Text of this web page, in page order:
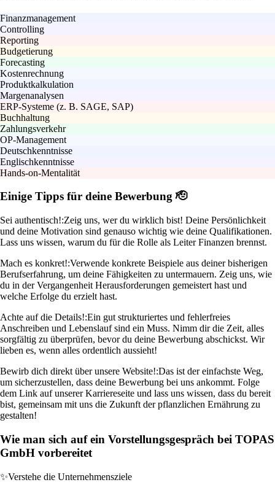
Finanzmanagement
Controlling
Reporting
Budgetierung
Forecasting
Kostenrechnung
Produktkalkulation
Margenanalysen
ERP-Systeme (z. B. SAGE, SAP)
Buchhaltung
Zahlungsverkehr
OP-Management
Deutschkenntnisse
Englischkenntnisse
Hands-on-Mentalität
Einige Tipps für deine Bewerbung 🫡
Sei authentisch!:Zeig uns, wer du wirklich bist! Deine Persönlichkeit
und deine Motivation sind genauso wichtig wie deine Qualifikationen.
Lass uns wissen, warum du für die Rolle als Leiter Finanzen brennst.
Mach es konkret!:Verwende konkrete Beispiele aus deiner bisherigen
Berufserfahrung, um deine Fähigkeiten zu untermauern. Zeig uns, wie
du in der Vergangenheit Herausforderungen gemeistert hast und
welche Erfolge du erzielt hast.
Achte auf die Details!:Ein gut strukturiertes und fehlerfreies
Anschreiben und Lebenslauf sind ein Muss. Nimm dir die Zeit, alles
sorgfältig zu überprüfen, bevor du deine Bewerbung abschickst. Wir
lieben es, wenn alles ordentlich aussieht!
Bewirb dich direkt über unsere Website!:Das ist der einfachste Weg,
um sicherzustellen, dass deine Bewerbung bei uns ankommt. Folge
dem Link auf unserer Karriereseite und lass uns wissen, dass du bereit
bist, gemeinsam mit uns die Zukunft der pflanzlichen Ernährung zu
gestalten!
Wie man sich auf ein Vorstellungsgespräch bei TOPAS
GmbH vorbereitet
✨Verstehe die Unternehmensziele